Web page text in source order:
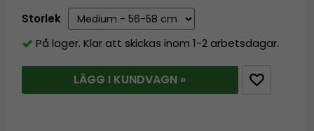
Storlek
På lager. Klar att skickas inom 1-2 arbetsdagar.
LÄGG I KUNDVAGN »